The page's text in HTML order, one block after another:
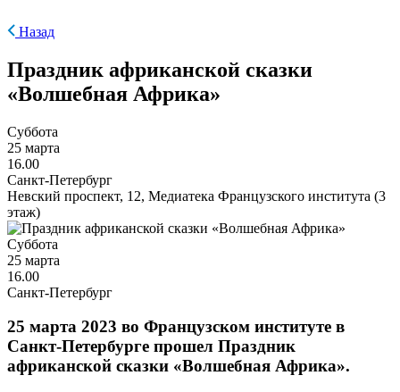
Назад
Праздник африканской сказки
«Волшебная Африка»
Суббота
25 марта
16.00
Санкт-Петербург
Невский проспект, 12, Медиатека Французского института (3
этаж)
Суббота
25 марта
16.00
Санкт-Петербург
25 марта 2023 во Французском институте в
Санкт-Петербурге прошел Праздник
африканской сказки «Волшебная Африка».